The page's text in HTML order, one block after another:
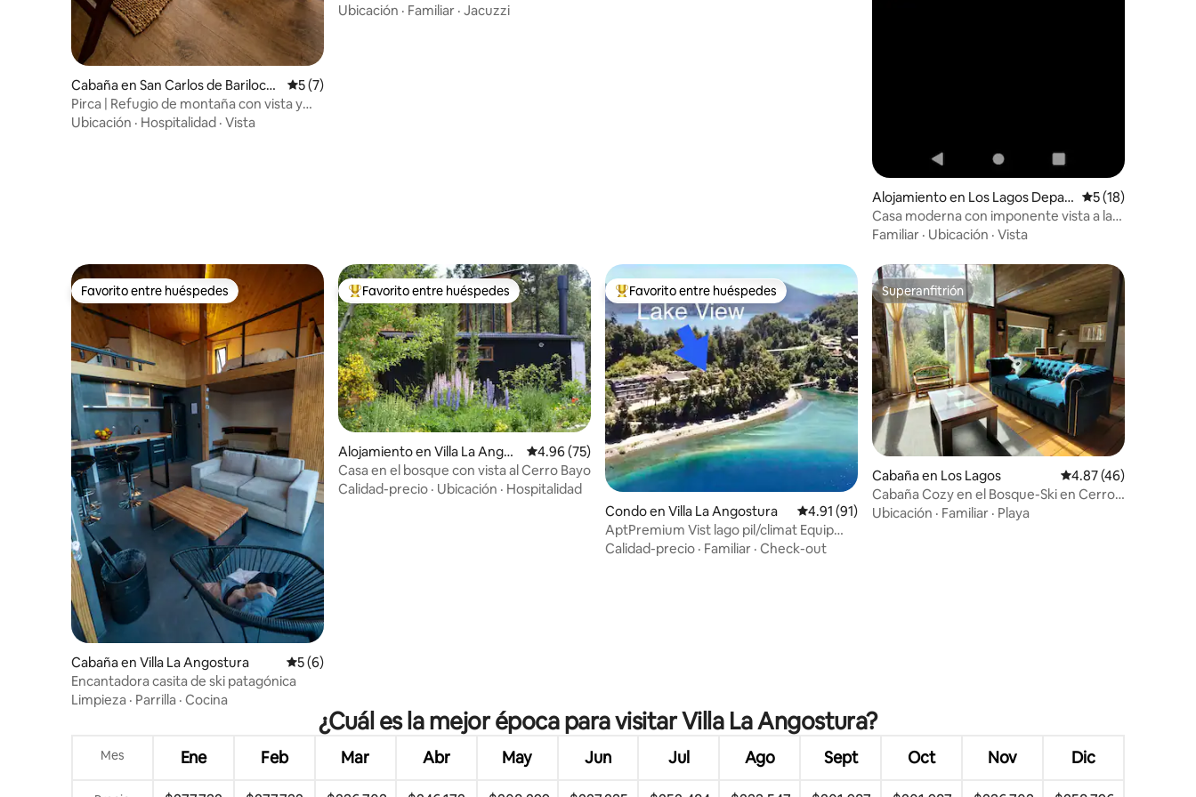
Cabaña en San Carlos de Bariloch
e
Calificación promedio: 5 de 5, 7 reseñas
5 (7)
Pirca | Refugio de montaña con vista y
desayuno
Ubicación · Hospitalidad · Vista
Ubicación · Familiar · Jacuzzi
Alojamiento en Los Lagos Depart
ment
Calificación
5 (18)
Casa moderna con imponente vista a la
cordillera
Familiar · Ubicación · Vista
Favorito entre huéspedes
Favorito entre huéspedes
Cabaña en Villa La Angostura Calificación promedio: 5 de 5, 6 reseñas
5 (6)
Encantadora casita de ski patagónica
Limpieza · Parrilla · Cocina
Favorito entre huéspedes preferido
Favorito entre huéspedes
Alojamiento en Villa La Angos
tura
Calificación promedio: 4.96 de 5, 75 reseñas
4.96 (75)
Casa en el bosque con vista al Cerro Bayo
Calidad-precio · Ubicación · Hospitalidad
Favorito entre huéspedes preferido
Favorito entre huéspedes
Condo en Villa La Angostura Calificación promedio: 4.91 de 5, 91 reseñas
4.91 (91)
AptPremium Vist lago pil/climat Equip
bebés 3camas
Calidad-precio · Familiar · Check-out
Superanfitrión
Superanfitrión
Cabaña en Los Lagos Calificación
4.87 (46)
Cabaña Cozy en el Bosque-Ski en Cerro
Bayo a 5 min
Ubicación · Familiar · Playa
¿Cuál es la mejor época para visitar Villa La Angostura?
Mes Ene Feb Mar Abr May Jun Jul Ago Sept Oct Nov Dic